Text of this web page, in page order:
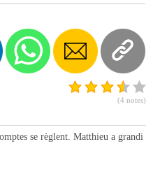
(4 notes)
se règlent. Matthieu a grandi